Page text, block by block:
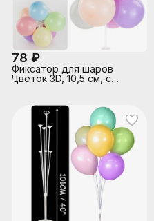
78 ₽
Фиксатор для шаров
Цветок 3D, 10,5 см, с